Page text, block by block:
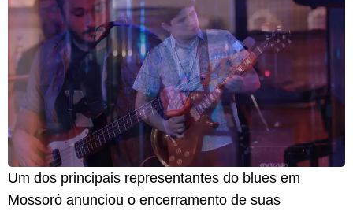
Um dos principais representantes do blues em
Mossoró anunciou o encerramento de suas